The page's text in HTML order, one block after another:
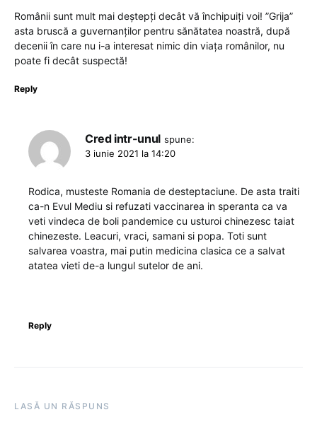
Românii sunt mult mai deștepți decât vă închipuiți voi! ”Grija”
asta bruscă a guvernanților pentru sănătatea noastră, după
decenii în care nu i-a interesat nimic din viața românilor, nu
poate fi decât suspectă!
Reply
Cred intr-unul spune:
3 iunie 2021 la 14:20
Rodica, musteste Romania de desteptaciune. De asta traiti
ca-n Evul Mediu si refuzati vaccinarea in speranta ca va
veti vindeca de boli pandemice cu usturoi chinezesc taiat
chinezeste. Leacuri, vraci, samani si popa. Toti sunt
salvarea voastra, mai putin medicina clasica ce a salvat
atatea vieti de-a lungul sutelor de ani.
Reply
LASĂ UN RĂSPUNS